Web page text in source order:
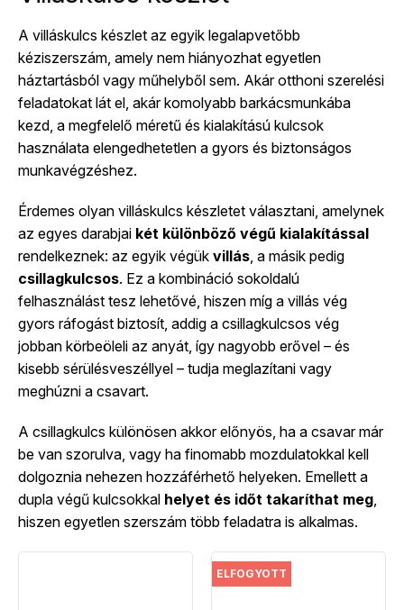
A villáskulcs készlet az egyik legalapvetőbb
kéziszerszám, amely nem hiányozhat egyetlen
háztartásból vagy műhelyből sem. Akár otthoni szerelési
feladatokat lát el, akár komolyabb barkácsmunkába
kezd, a megfelelő méretű és kialakítású kulcsok
használata elengedhetetlen a gyors és biztonságos
munkavégzéshez.
Érdemes olyan villáskulcs készletet választani, amelynek
az egyes darabjai két különböző végű kialakítással
rendelkeznek: az egyik végük villás, a másik pedig
csillagkulcsos. Ez a kombináció sokoldalú
felhasználást tesz lehetővé, hiszen míg a villás vég
gyors ráfogást biztosít, addig a csillagkulcsos vég
jobban körbeöleli az anyát, így nagyobb erővel – és
kisebb sérülésveszéllyel – tudja meglazítani vagy
meghúzni a csavart.
A csillagkulcs különösen akkor előnyös, ha a csavar már
be van szorulva, vagy ha finomabb mozdulatokkal kell
dolgoznia nehezen hozzáférhető helyeken. Emellett a
dupla végű kulcsokkal helyet és időt takaríthat meg,
hiszen egyetlen szerszám több feladatra is alkalmas.
ELFOGYOTT